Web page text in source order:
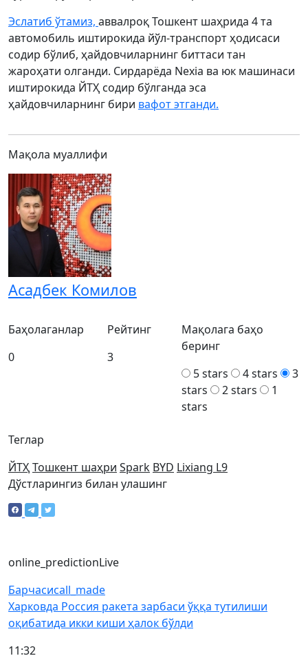
Эслатиб ўтамиз, аввалроқ Тошкент шаҳрида 4 та
автомобиль иштирокида йўл-транспорт ҳодисаси
содир бўлиб, ҳайдовчиларнинг биттаси тан
жароҳати олганди. Сирдарёда Nexia ва юк машинаси
иштирокида ЙТҲ содир бўлганда эса
ҳайдовчиларнинг бири вафот этганди.
Мақола муаллифи
Асадбек Комилов
Теглар
ЙТҲТошкент шаҳри Spark BYD Lixiang L9
Баҳолаганлар
0
Рейтинг
3
Мақолага баҳо
беринг
5 stars
4 stars
3
stars
2 stars
1
stars
Дўстларингиз билан улашинг
online_predictionLive
Барчасиcall_made
Харковда Россия ракета зарбаси ўққа тутилиши
оқибатида икки киши ҳалок бўлди
11:32